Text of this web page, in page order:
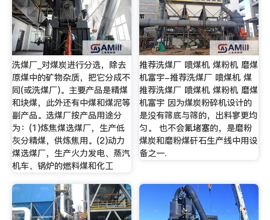
洗煤厂_对煤炭进行分选，除去
原煤中的矿物杂质，把它分成不
同(或洗煤厂)。主要产品是精煤
和块煤，此外还有中煤和煤泥等
副产品。选煤厂按产品用途分
为：(1)炼焦煤选煤厂，生产低
灰分精煤，供炼焦用。(2)动力
煤选煤厂，生产火力发电、蒸汽
机车、锅炉的燃料煤和化工
推荐洗煤厂 喷煤机 煤粉机 磨煤
机富宇-推荐洗煤厂 喷煤机 煤
推荐洗煤厂 喷煤机 煤粉机 磨煤
机富宇 因为煤炭粉碎机设计的
是没有筛底与筛的，出料寥更均
匀。 也不会氟堵塞的，是磨粉
煤炭和磨粉煤矸石生产线中用设
备之一.